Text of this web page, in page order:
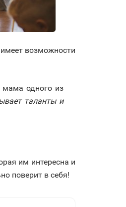
возможности
мама одного из
таланты и
им интересна и
поверит в себя!